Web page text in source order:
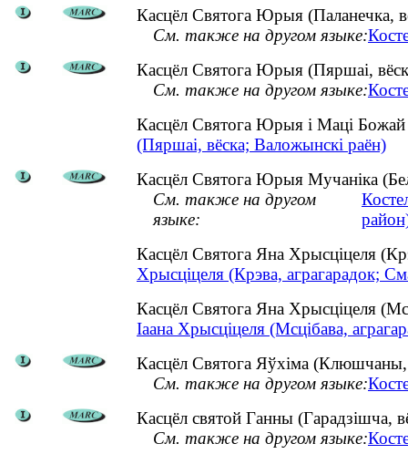
Касцёл Святога Юрыя (Паланечка,
См. также на другом языке:
Касцёл Святога Юрыя (Пяршаі,
См. также на другом языке:
Касцёл Святога Юрыя і Маці
(Пяршаі, вёска; Валожынскі раён)
Касцёл Святога Юрыя Мучаніка
См. также на другом
языке:
Касцёл Святога Яна Хрысціцеля
Хрысціцеля (Крэва, аграгарадок;
Касцёл Святога Яна Хрысціцеля
Іаана Хрысціцеля (Мсцібава,
Касцёл Святога Яўхіма (Клюшчаны,
См. также на другом языке:
Касцёл святой Ганны (Гарадзішча,
См. также на другом языке: